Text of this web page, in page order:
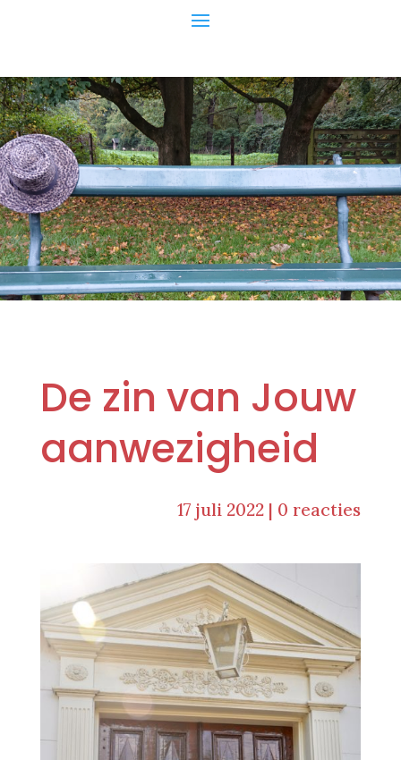
De zin van Jouw
aanwezigheid
17 juli 2022 | 0 reacties